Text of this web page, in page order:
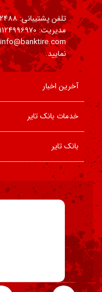
نمایید.
آخرین اخبار
خدمات بانک تایر
بانک تایر